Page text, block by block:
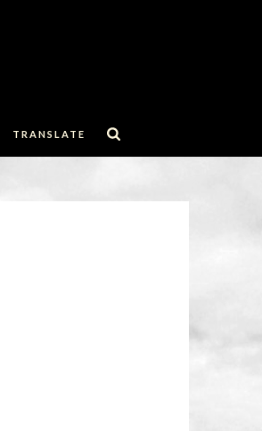
TRANSLATE